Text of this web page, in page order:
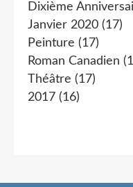
Dixième
Janvier 2020 (17)
Peinture (17)
Roman Canadien
Théâtre (17)
2017 (16)